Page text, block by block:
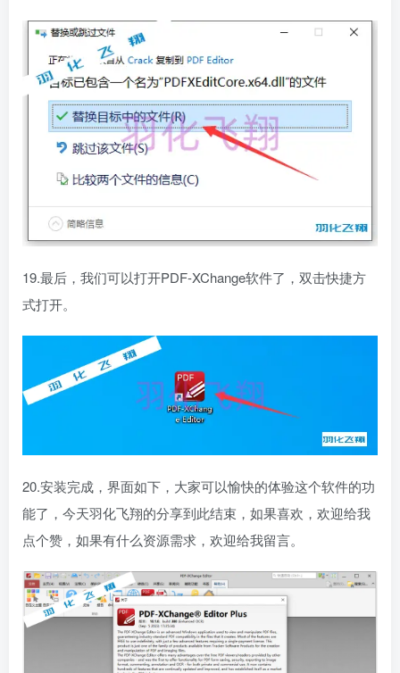
19.最后，我们可以打开PDF-XChange软件了，双击快捷方
式打开。
20.安装完成，界面如下，大家可以愉快的体验这个软件的功
能了，今天羽化飞翔的分享到此结束，如果喜欢，欢迎给我
点个赞，如果有什么资源需求，欢迎给我留言。